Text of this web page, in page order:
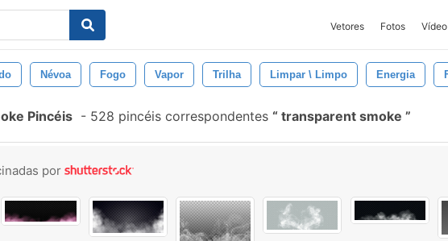
Vetores Fotos Vídeo
Névoa Fogo Vapor Trilha Limpar \ Limpo Energia
Pincéis - 528 pincéis correspondentes transparent smoke
por